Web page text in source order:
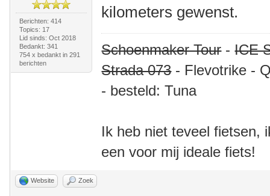
Berichten: 414
Topics: 17
Lid sinds: Oct 2018
Bedankt: 341
754 x bedankt in 291
berichten
kilometers gewenst.
Schoenmaker Tour-ICE
Strada 073- Flevotrike -
- besteld: Tuna
Ik heb niet teveel fietsen,
een voor mij ideale fiets!
Website Zoek